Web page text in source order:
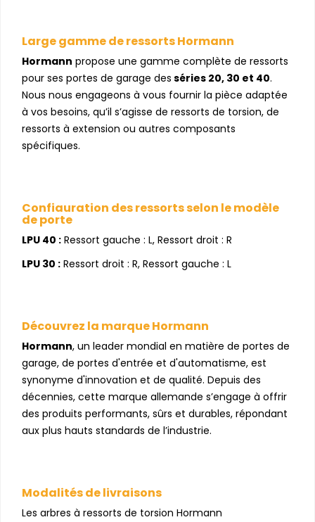
Large gamme de ressorts Hormann
Hormann propose une gamme complète de ressorts
pour ses portes de garage des séries 20, 30 et 40.
Nous nous engageons à vous fournir la pièce adaptée
à vos besoins, qu’il s’agisse de ressorts de torsion, de
ressorts à extension ou autres composants
spécifiques.
Configuration des ressorts selon le modèle
de porte
LPU 40 : Ressort gauche : L, Ressort droit : R
LPU 30 : Ressort droit : R, Ressort gauche : L
Découvrez la marque Hormann
Hormann, un leader mondial en matière de portes de
garage, de portes d'entrée et d'automatisme, est
synonyme d'innovation et de qualité. Depuis des
décennies, cette marque allemande s’engage à offrir
des produits performants, sûrs et durables, répondant
aux plus hauts standards de l’industrie.
Modalités de livraisons
Les arbres à ressorts de torsion Hormann